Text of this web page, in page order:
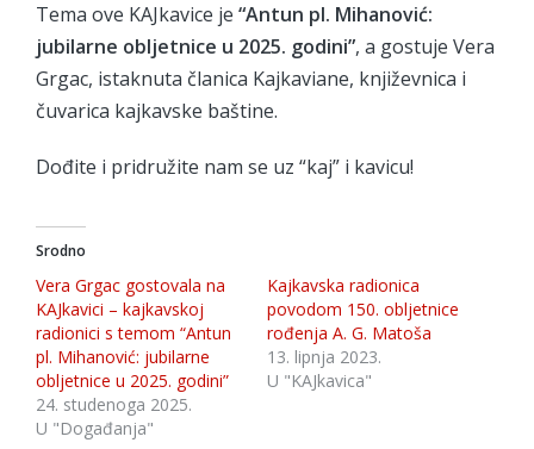
Tema ove KAJkavice je “Antun pl. Mihanović:
jubilarne obljetnice u 2025. godini”, a gostuje Vera
Grgac, istaknuta članica Kajkaviane, književnica i
čuvarica kajkavske baštine.
Dođite i pridružite nam se uz “kaj” i kavicu!
Srodno
Vera Grgac gostovala na
KAJkavici – kajkavskoj
radionici s temom “Antun
pl. Mihanović: jubilarne
obljetnice u 2025. godini”
24. studenoga 2025.
U "Događanja"
Kajkavska radionica
povodom 150. obljetnice
rođenja A. G. Matoša
13. lipnja 2023.
U "KAJkavica"